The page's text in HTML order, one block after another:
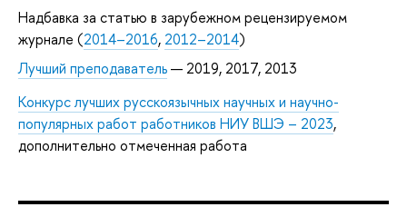
Надбавка за статью в зарубежном рецензируемом
журнале (2014–2016, 2012–2014)
Лучший преподаватель— 2019, 2017, 2013
Конкурс лучших русскоязычных научных и научно-
популярных работ работников НИУ ВШЭ – 2023,
дополнительно отмеченная работа